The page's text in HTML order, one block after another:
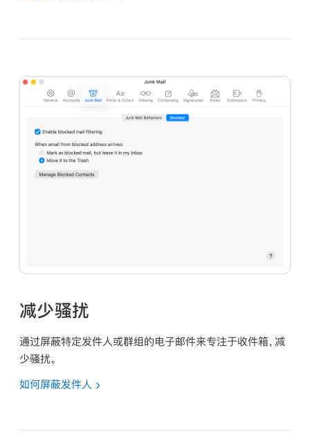
减少骚扰
通过屏蔽特定发件人或群组的电子邮件来专注于收件箱，减
少骚扰。
如何屏蔽发件人